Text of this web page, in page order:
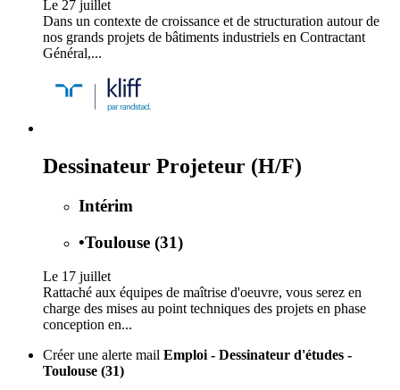
Le 27 juillet
Dans un contexte de croissance et de structuration autour de
nos grands projets de bâtiments industriels en Contractant
Général,...
Dessinateur Projeteur (H/F)
Intérim
•Toulouse (31)
Le 17 juillet
Rattaché aux équipes de maîtrise d'oeuvre, vous serez en
charge des mises au point techniques des projets en phase
conception en...
Créer une alerte mail Emploi - Dessinateur d'études -
Toulouse (31)